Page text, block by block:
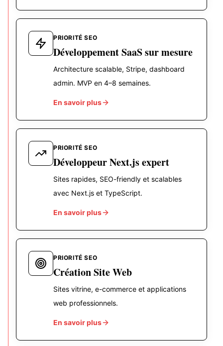
PRIORITÉ SEO
Développement SaaS sur mesure
Architecture scalable, Stripe, dashboard
admin. MVP en 4–8 semaines.
En savoir plus
PRIORITÉ SEO
Développeur Next.js expert
Sites rapides, SEO-friendly et scalables
avec Next.js et TypeScript.
En savoir plus
PRIORITÉ SEO
Création Site Web
Sites vitrine, e-commerce et applications
web professionnels.
En savoir plus